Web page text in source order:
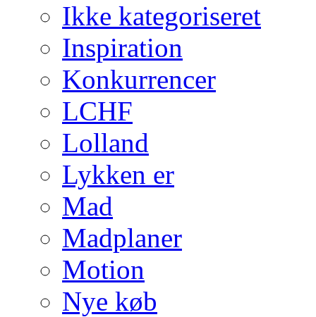
Ikke kategoriseret
Inspiration
Konkurrencer
LCHF
Lolland
Lykken er
Mad
Madplaner
Motion
Nye køb